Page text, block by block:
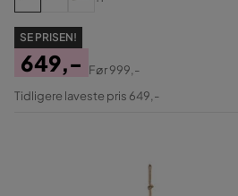
SE PRISEN!
Pris
649,-
Original
Før999,-
Tidligere laveste pris 649,-